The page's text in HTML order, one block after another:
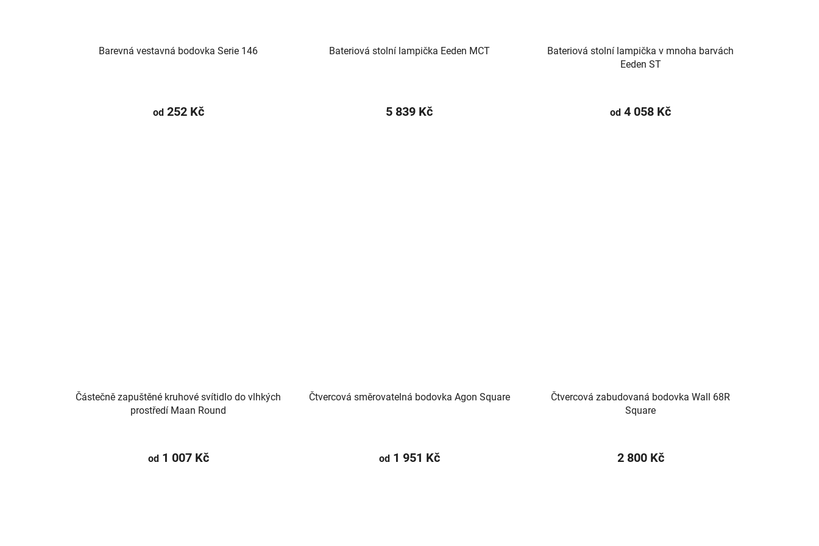
Barevná vestavná bodovka Serie 146
od252 Kč
Bateriová stolní lampička Eeden MCT
5 839 Kč
Bateriová stolní lampička v mnoha barvách
Eeden ST
od 4 058 Kč
Částečně zapuštěné kruhové svítidlo do vlhkých
prostředí Maan Round
od1 007 Kč
Čtvercová směrovatelná bodovka Agon Square
od1 951 Kč
Čtvercová zabudovaná bodovka Wall 68R
Square
2 800 Kč